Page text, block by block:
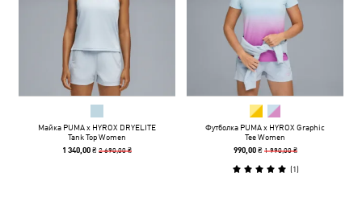
Майка PUMA x HYROX DRYELITE
Tank Top Women
1 340,00 ₴2 690,00 ₴
Футболка PUMA x HYROX Graphic
Tee Women
990,00 ₴ 1 990,00 ₴
(1)